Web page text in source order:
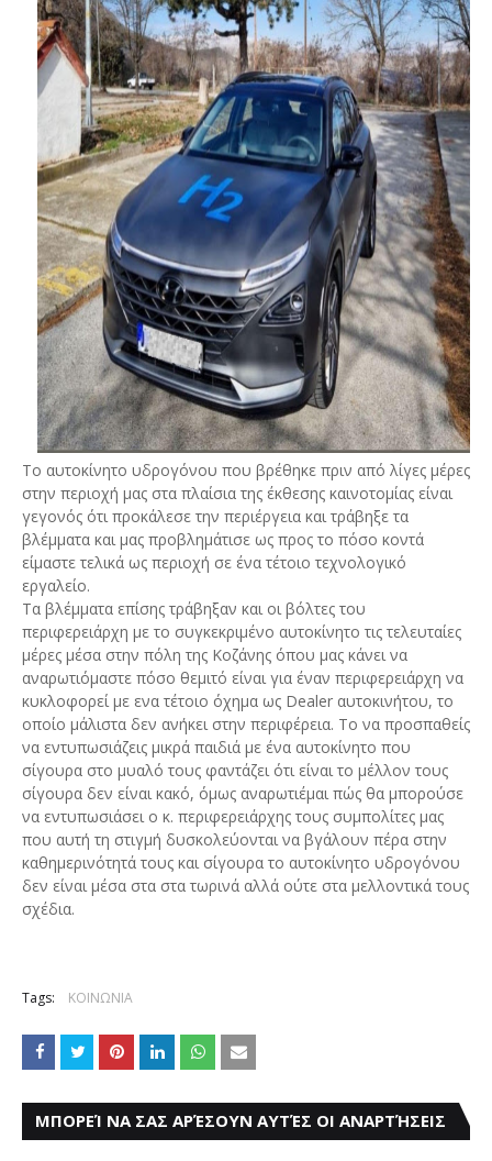
Το αυτοκίνητο υδρογόνου που βρέθηκε πριν από λίγες μέρες
στην περιοχή μας στα πλαίσια της έκθεσης καινοτομίας είναι
γεγονός ότι προκάλεσε την περιέργεια και τράβηξε τα
βλέμματα και μας προβλημάτισε ως προς το πόσο κοντά
είμαστε τελικά ως περιοχή σε ένα τέτοιο τεχνολογικό
εργαλείο.
Τα βλέμματα επίσης τράβηξαν και οι βόλτες του
περιφερειάρχη με το συγκεκριμένο αυτοκίνητο τις τελευταίες
μέρες μέσα στην πόλη της Κοζάνης όπου μας κάνει να
αναρωτιόμαστε πόσο θεμιτό είναι για έναν περιφερειάρχη να
κυκλοφορεί με ενα τέτοιο όχημα ως Dealer αυτοκινήτου, το
οποίο μάλιστα δεν ανήκει στην περιφέρεια. Το να προσπαθείς
να εντυπωσιάζεις μικρά παιδιά με ένα αυτοκίνητο που
σίγουρα στο μυαλό τους φαντάζει ότι είναι το μέλλον τους
σίγουρα δεν είναι κακό, όμως αναρωτιέμαι πώς θα μπορούσε
να εντυπωσιάσει ο κ. περιφερειάρχης τους συμπολίτες μας
που αυτή τη στιγμή δυσκολεύονται να βγάλουν πέρα στην
καθημερινότητά τους και σίγουρα το αυτοκίνητο υδρογόνου
δεν είναι μέσα στα στα τωρινά αλλά ούτε στα μελλοντικά τους
σχέδια.
Tags: ΚΟΙΝΩΝΙΑ
ΜΠΟΡΕΊ ΝΑ ΣΑΣ ΑΡΈΣΟΥΝ ΑΥΤΈΣ ΟΙ ΑΝΑΡΤΉΣΕΙΣ